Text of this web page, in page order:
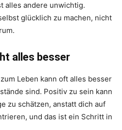
alles andere unwichtig.
glücklich zu machen, nicht
alles besser
Leben kann oft alles besser
sind. Positiv zu sein kann
zu schätzen, anstatt dich auf
und das ist ein Schritt in